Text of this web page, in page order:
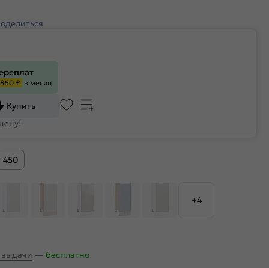
860 ₽ в месяц
Купить
450
+4
выдачи — бесплатно